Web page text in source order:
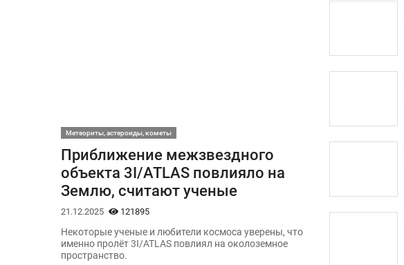
Метеориты, астероиды, кометы
Приближение межзвездного
объекта 3I/ATLAS повлияло на
Землю, считают ученые
21.12.2025 121895
Некоторые ученые и любители космоса уверены, что
именно пролёт 3I/ATLAS повлиял на околоземное
пространство.